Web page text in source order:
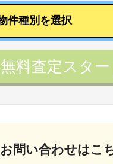
無料査定スター
お問い合わせはこ